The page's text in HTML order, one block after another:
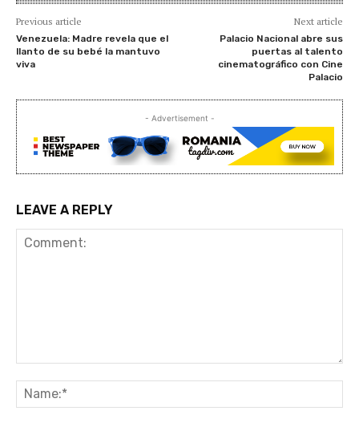
Previous article
Venezuela: Madre revela que el
llanto de su bebé la mantuvo
viva
Next article
Palacio Nacional abre sus
puertas al talento
cinematográfico con Cine
Palacio
- Advertisement -
LEAVE A REPLY